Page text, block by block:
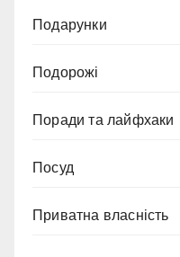
Подарунки
Подорожі
Поради та лайфхаки
Посуд
Приватна власність